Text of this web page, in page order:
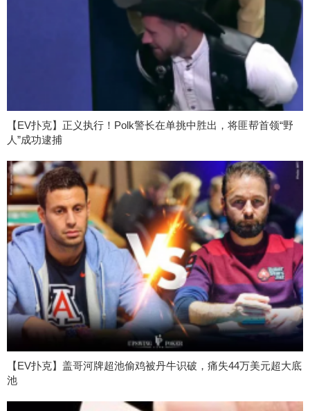
【EV扑克】正义执行！Polk警长在单挑中胜出，将匪帮首领“野
人”成功逮捕
【EV扑克】盖哥河牌超池偷鸡被丹牛识破，痛失44万美元超大底
池